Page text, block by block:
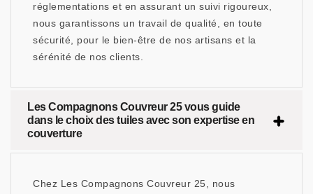
réglementations et en assurant un suivi rigoureux,
nous garantissons un travail de qualité, en toute
sécurité, pour le bien-être de nos artisans et la
sérénité de nos clients.
Les Compagnons Couvreur 25 vous guide
dans le choix des tuiles avec son expertise en
couverture
Chez Les Compagnons Couvreur 25, nous